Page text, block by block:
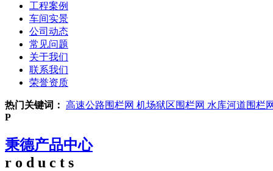
工程案例
车间实景
公司动态
常见问题
关于我们
联系我们
荣誉资质
热门关键词： 高速公路围栏网 机场狱区围栏网 水库河道围栏
P
秉德产品中心
r o d u c t s